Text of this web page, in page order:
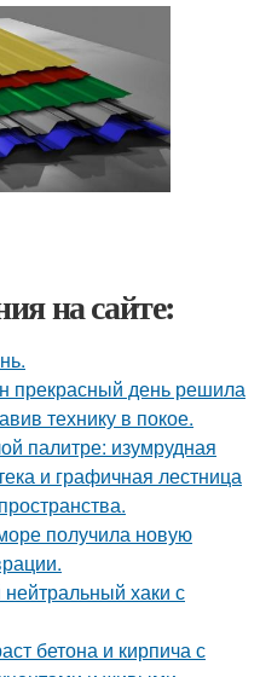
на сайте:
прекрасный день решила
технику в покое.
палитре: изумрудная
и графичная лестница
получила новую
хаки с
бетона и кирпича с